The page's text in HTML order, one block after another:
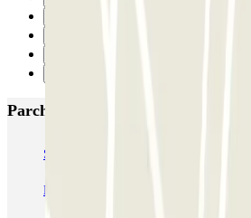
Parcheggi più popolari a Roma
SABA Piazza di Spagna - Villa Borghese
Esquilino (Roma)